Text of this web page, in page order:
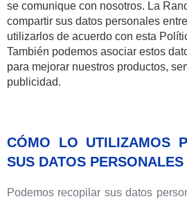
se comunique con nosotros. La
compartir sus datos personales
utilizarlos de acuerdo con esta
También podemos asociar estos
para mejorar nuestros productos,
publicidad.
CÓMO LO UTILIZAMOS
SUS DATOS PERSONALES
Podemos recopilar sus datos